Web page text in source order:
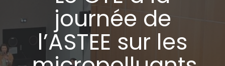
journée de
l’ASTEE sur les